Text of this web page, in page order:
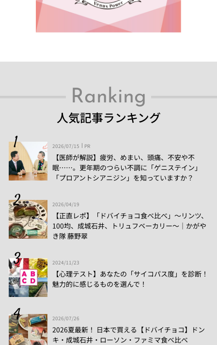
Ranking
人気記事ランキング
2026/07/15 PR
【医師が解説】疲労、めまい、頭痛、不安や不
眠……。更年期のつらい不調に「ゲニステイン」
「プロアントシアニジン」を知っていますか？
2026/04/19
【正直レポ】「ドバイチョコ食べ比べ」～リンツ、
100均、成城石井、トリュフベーカリー～｜かがや
き隊 藤野翠
2024/11/23
【心理テスト】あなたの「サイコパス度」を診断！
魅力的に感じるものを選んで！
2026/07/26
2026夏最新！ 日本で買える【ドバイチョコ】ドン
キ・成城石井・ローソン・ファミマ食べ比べ